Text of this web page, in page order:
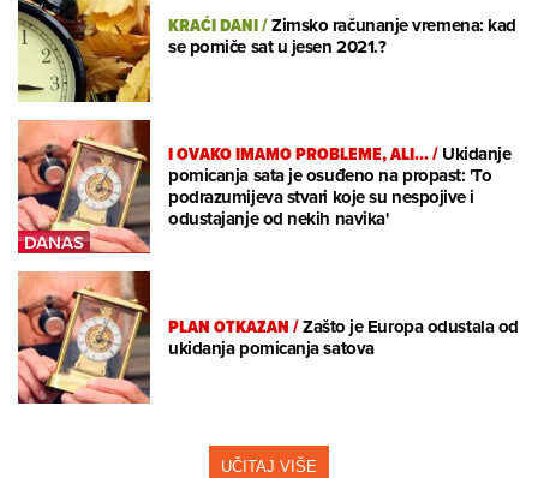
KRAĆI DANI/Zimsko računanje vremena: kad
se pomiče sat u jesen 2021.?
I OVAKO IMAMO PROBLEME, ALI.../Ukidanje
pomicanja sata je osuđeno na propast: 'To
podrazumijeva stvari koje su nespojive i
odustajanje od nekih navika'
PLAN OTKAZAN/Zašto je Europa odustala od
ukidanja pomicanja satova
UČITAJ VIŠE